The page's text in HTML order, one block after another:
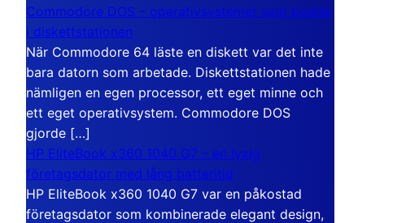
Commodore DOS – operativsystemet som bodde
i diskettstationen
När Commodore 64 läste en diskett var det inte
bara datorn som arbetade. Diskettstationen hade
nämligen en egen processor, ett eget minne och
ett eget operativsystem. Commodore DOS
gjorde […]
HP EliteBook x360 1040 G7 – en lyxig
företagsdator med lång batteritid
HP EliteBook x360 1040 G7 var en påkostad
företagsdator som kombinerade elegant design,